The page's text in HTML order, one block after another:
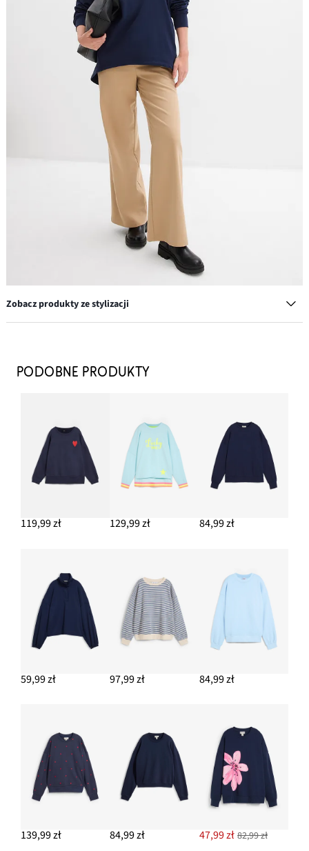
Zobacz produkty ze stylizacji
142,99 zł
34,99 zł
DODAJ DO KOSZYKA
Sztyblety
DODAJ DO KOSZYKA
PODOBNE PRODUKTY
119,99 zł 129,99 zł 84,99 zł
59,99 zł 97,99 zł 84,99 zł
139,99 zł 84,99 zł 47,99 zł 82,99 zł